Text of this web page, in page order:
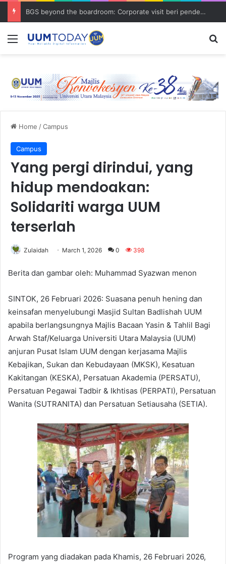
BGS beyond the boardroom: Corporate visit beri pendedahan dunia korporat kepada PELAJAR UUM
Menu
Home /Campus
Campus
Yang pergi dirindui, yang
hidup mendoakan:
Solidariti warga UUM
terserlah
Zulaidah March 1, 2026 0 398
Berita dan gambar oleh: Muhammad Syazwan menon
SINTOK, 26 Februari 2026: Suasana penuh hening dan
keinsafan menyelubungi Masjid Sultan Badlishah UUM
apabila berlangsungnya Majlis Bacaan Yasin & Tahlil Bagi
Arwah Staf/Keluarga Universiti Utara Malaysia (UUM)
anjuran Pusat Islam UUM dengan kerjasama Majlis
Kebajikan, Sukan dan Kebudayaan (MKSK), Kesatuan
Kakitangan (KESKA), Persatuan Akademia (PERSATU),
Persatuan Pegawai Tadbir & Ikhtisas (PERPATI), Persatuan
Wanita (SUTRANITA) dan Persatuan Setiausaha (SETIA).
Program yang diadakan pada Khamis, 26 Februari 2026,